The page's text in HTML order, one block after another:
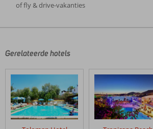
of fly & drive-vakanties
door
klanten
geschreven
na
hun
verblijf
Gerelateerde hotels